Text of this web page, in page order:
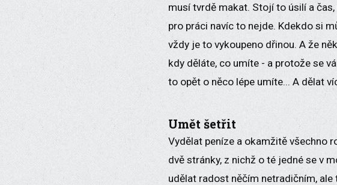
musí tvrdě makat. Stojí to úsilí a
pro práci navíc to nejde. Kdekdo si
vždy je to vykoupeno dřinou. A že
kdy děláte, co umíte - a protože se
to opět o něco lépe umíte... A dělat
Umět šetřit
Vydělat peníze a okamžitě všechno
dvě stránky, z nichž o té jedné se v
udělat radost něčím netradičním,